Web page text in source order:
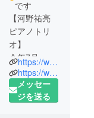
です
【河野祐亮
ピアノトリ
オ】
今年7月、世
界三大ジャ
ズフェス
ティバルの1
https://www.youtube.com/watch?v=y24oYDjOEGM
https://www.youtube.com/watch?v=R7LgQPkIEMQ
メッセー
ジを送る